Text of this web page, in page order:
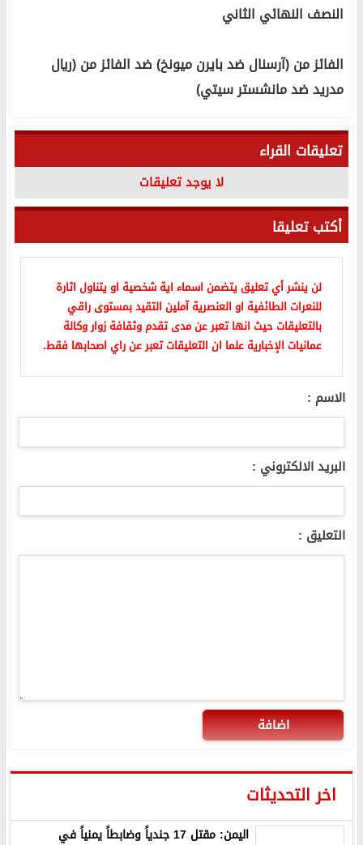
النصف النهائي الثاني
الفائز من (آرسنال ضد بايرن ميونخ) ضد الفائز من (ريال
مدريد ضد مانشستر سيتي)
تعليقات القراء
لا يوجد تعليقات
أكتب تعليقا
لن ينشر أي تعليق يتضمن اسماء اية شخصية او يتناول اثارة
للنعرات الطائفية او العنصرية آملين التقيد بمستوى راقي
بالتعليقات حيث انها تعبر عن مدى تقدم وثقافة زوار وكالة
عمانيات الإخبارية علما ان التعليقات تعبر عن راي اصحابها فقط.
الاسم :
البريد الالكتروني :
التعليق :
اضافة
اخر التحديثات
اليمن: مقتل 17 جندياً وضابطاً يمنياً في